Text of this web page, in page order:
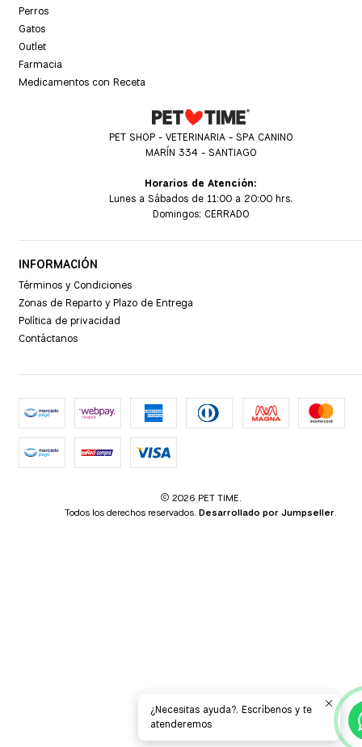
Perros
Gatos
Outlet
Farmacia
Medicamentos con Receta
PET SHOP - VETERINARIA - SPA CANINO
MARÍN 334 - SANTIAGO
Horarios de Atención:
Lunes a Sábados de 11:00 a 20:00 hrs.
Domingos: CERRADO
INFORMACIÓN
Términos y Condiciones
Zonas de Reparto y Plazo de Entrega
Política de privacidad
Contáctanos
2026 PET TIME.
Todos los derechos reservados. Desarrollado por Jumpseller.
¿Necesitas ayuda?. Escríbenos y te
atenderemos